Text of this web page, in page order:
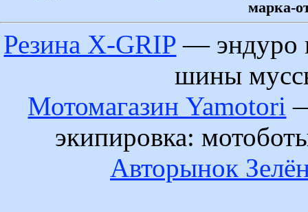
марка-
Резина X-GRIP — эндуро
шины
Мотомагазин Yamotori
экипировка:
Авторынок